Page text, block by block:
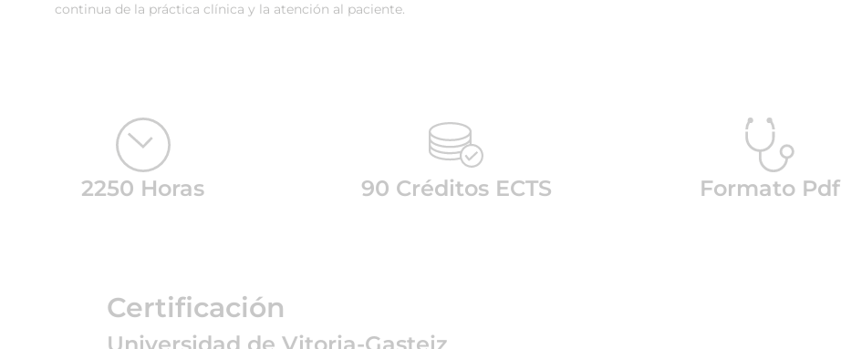
continua de la práctica clínica y la atención al paciente.
2250 Horas 90 Créditos ECTS Formato Pdf
Certificación